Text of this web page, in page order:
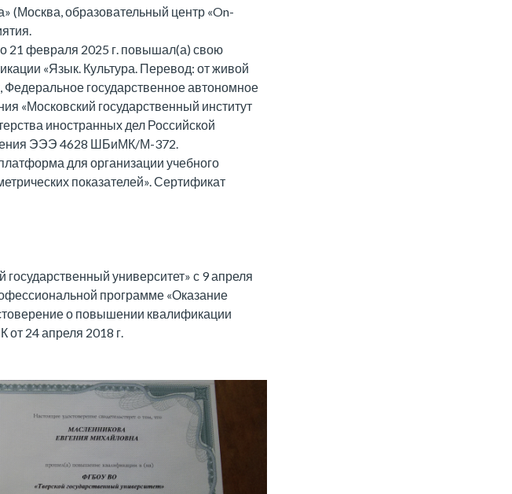
(Москва, образовательный центр «On-
21 февраля 2025 г. повышал(а) свою
«Язык. Культура. Перевод: от живой
Федеральное государственное автономное
«Московский государственный институт
иностранных дел Российской
ЭЭЭ 4628 ШБиМК/М-372.
для организации учебного
показателей». Сертификат
университет» с 9 апреля
программе «Оказание
о повышении квалификации
24 апреля 2018 г.